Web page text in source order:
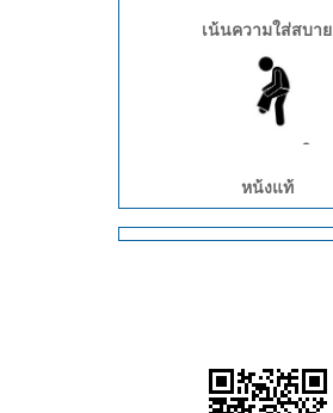
เน้นความใส่สบาย
งานโรงเหล็ก
หน้งแท้